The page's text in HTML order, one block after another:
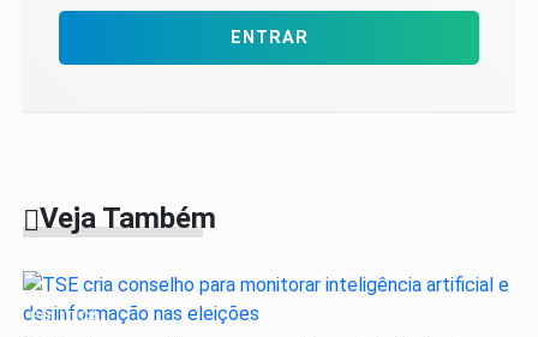
ENTRAR
Veja Também
POLÍTICA